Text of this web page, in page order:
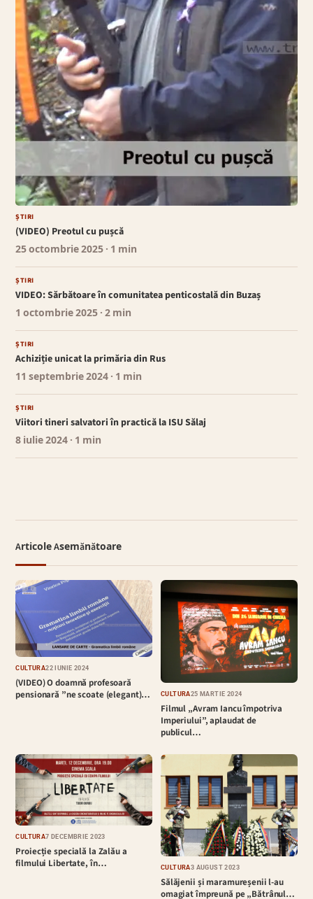
ȘTIRI
(VIDEO) Preotul cu pușcă
25 octombrie 2025 · 1 min
ȘTIRI
VIDEO: Sărbătoare în comunitatea penticostală din Buzaș
1 octombrie 2025 · 2 min
ȘTIRI
Achiziție unicat la primăria din Rus
11 septembrie 2024 · 1 min
ȘTIRI
Viitori tineri salvatori în practică la ISU Sălaj
8 iulie 2024 · 1 min
Articole Asemănătoare
CULTURĂ22 IUNIE 2024
(VIDEO) O doamnă profesoară
pensionară ”ne scoate (elegant)…
CULTURĂ25 MARTIE 2024
Filmul „Avram Iancu împotriva
Imperiului”, aplaudat de
publicul…
CULTURĂ7 DECEMBRIE 2023
Proiecție specială la Zalău a
filmului Libertate, în…
CULTURĂ3 AUGUST 2023
Sălăjenii și maramureșenii l-au
omagiat împreună pe „Bătrânul…